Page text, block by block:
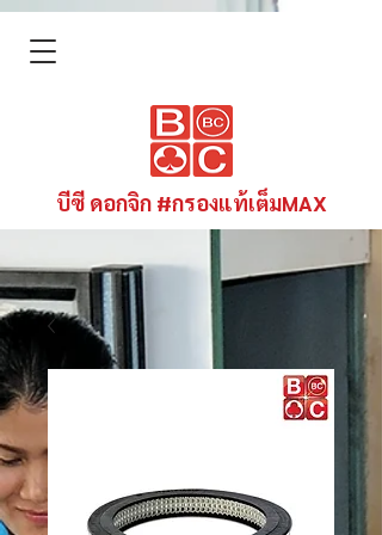
บีซี ดอกจิก #กรองแท้เต็มMAX